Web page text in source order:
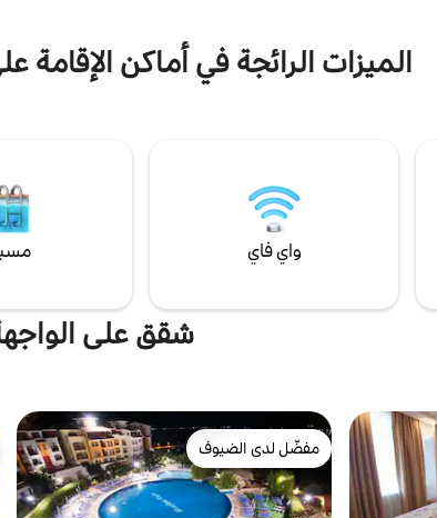
الشقة
🛍️ متجر
صغير
من
لـ: 🍖
الطاولة
الميزات الرائجة في أماكن
واي فاي
شقق على الواجهة
مفضّل لدى الضيوف
مفضّل لدى الضيوف